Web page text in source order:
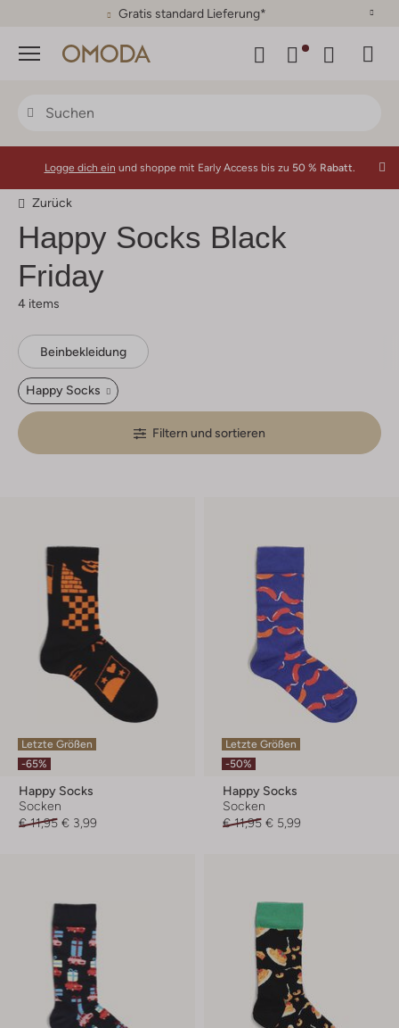
Gratis standard Lieferung*
Menü
Logge dich ein und shoppe mit Early Access bis zu 50 % Rabatt.
Zurück
Happy Socks Black
Friday
4 items
Beinbekleidung
Happy Socks
Filtern und sortieren
Letzte Größen
-65%
Happy Socks
Socken
€ 11,95 € 3,99
Letzte Größen
-50%
Happy Socks
Socken
€ 11,95 € 5,99